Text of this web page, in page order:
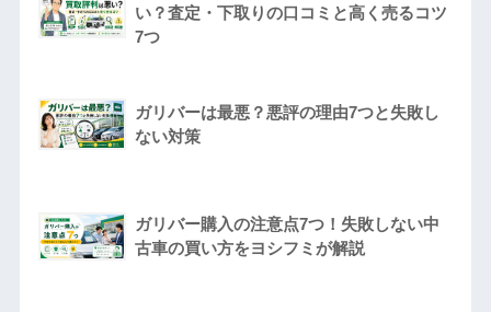
い？査定・下取りの口コミと高く売るコツ
7つ
ガリバーは最悪？悪評の理由7つと失敗し
ない対策
ガリバー購入の注意点7つ！失敗しない中
古車の買い方をヨシフミが解説